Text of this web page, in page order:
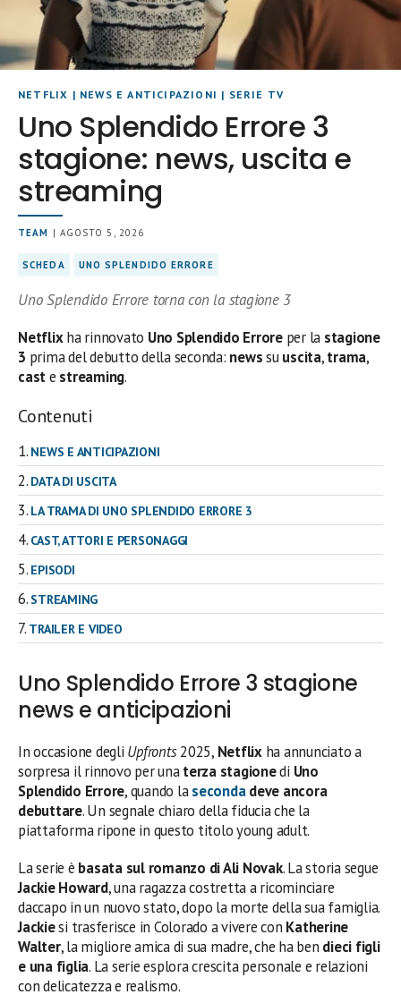
NETFLIX | NEWS E ANTICIPAZIONI | SERIE TV
Uno Splendido Errore 3
stagione: news, uscita e
streaming
TEAM | AGOSTO 5, 2026
SCHEDA UNO SPLENDIDO ERRORE
Uno Splendido Errore torna con la stagione 3
Netflixha rinnovato Uno Splendido Erroreper la stagione
3 prima del debutto della seconda: newssuuscita,trama,
caste streaming.
Contenuti
NEWS E ANTICIPAZIONI
DATA DI USCITA
LA TRAMA DI UNO SPLENDIDO ERRORE 3
CAST, ATTORI E PERSONAGGI
EPISODI
STREAMING
TRAILER E VIDEO
Uno Splendido Errore 3 stagione
news e anticipazioni
In occasione degli Upfronts2025, Netflixha annunciato a
sorpresa il rinnovo per unaterza stagionedi Uno
Splendido Errore, quando lasecondadeve ancora
debuttare. Un segnale chiaro della fiducia che la
piattaforma ripone in questo titolo young adult.
La serie è basata sul romanzo di Ali Novak. La storia segue
Jackie Howard, una ragazza costretta a ricominciare
daccapo in un nuovo stato, dopo la morte della sua famiglia.
Jackiesi trasferisce in Colorado a vivere con Katherine
Walter, la migliore amica di sua madre, che ha ben dieci figli
e una figlia. La serie esplora crescita personale e relazioni
con delicatezza e realismo.